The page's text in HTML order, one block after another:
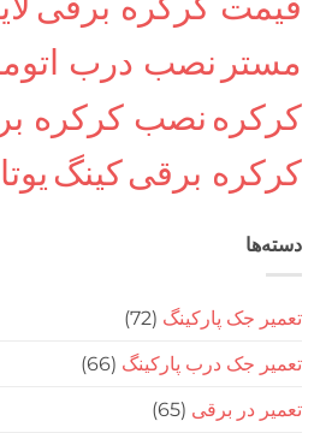
مستر نصب درب
کرکره نصب کرکره
کرکره برقیکینگ
دسته‌ها
تعمیر جک پارکینگ (72)
تعمیر جک درب پارکینگ (66)
تعمیر در برقی (65)